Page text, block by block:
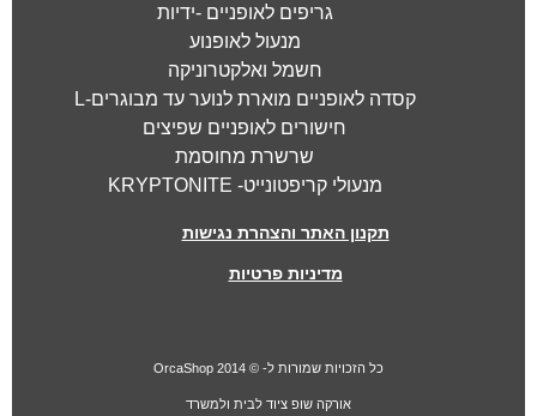
גריפים לאופניים -ידיות
מנעול לאופנוע
חשמל ואלקטרוניקה
קסדה לאופניים מוארת לנוער עד מבוגרים-L
חישורים לאופניים שפיצים
שרשרת מחוסמת
מנעולי קריפטונייט- KRYPTONITE
תקנון האתר והצהרת נגישות
מדיניות פרטיות
כל הזכויות שמורות ל- © 2014 OrcaShop
אורקה שופ ציוד לבית ולמשרד